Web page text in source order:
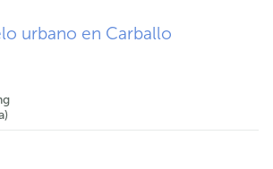
urbano en Carballo